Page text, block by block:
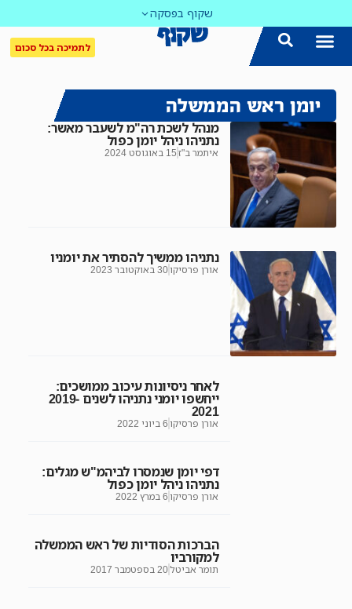
שקוף בפסקה
לתמיכה בכל סכום
יומן ראש הממשלה
מנהל לשכת רה"מ לשעבר מאשר:
נתניהו ניהל יומן כפול
איתמר ב"ז15 באוגוסט 2024
נתניהו ממשיך להסתיר את יומניו
אורן פרסיקו30 באוקטובר 2023
לאחר ניסיונות עיכוב ממושכים:
ייחשפו יומני נתניהו לשנים 2019-
2021
אורן פרסיקו 6 ביוני 2022
דפי יומן שנמסרו לביהמ"ש מגלים:
נתניהו ניהל יומן כפול
אורן פרסיקו 6 במרץ 2022
הברכות הסודיות של ראש הממשלה
למקורביו
תומר אביטל20 בספטמבר 2017